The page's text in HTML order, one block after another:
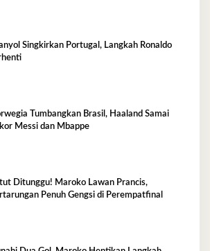
Singkirkan Portugal, Langkah Ronaldo
Tumbangkan Brasil, Haaland Samai
Messi dan Mbappe
Ditunggu! Maroko Lawan Prancis,
Penuh Gengsi di Perempatfinal